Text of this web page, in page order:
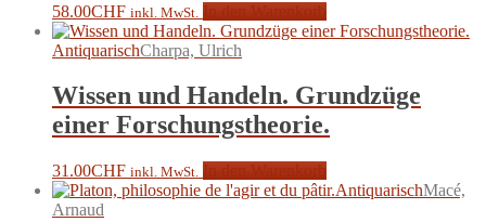
58.00CHF inkl. MwSt.
AntiquarischCharpa, Ulrich
Wissen und Handeln. Grundzüge
einer Forschungstheorie.
31.00CHF inkl. MwSt.
AntiquarischMacé,
Arnaud